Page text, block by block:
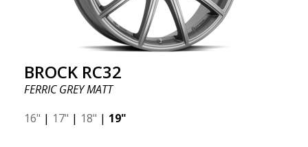
BROCK RC32
FERRIC GREY MATT
16" | 17" | 18" | 19"